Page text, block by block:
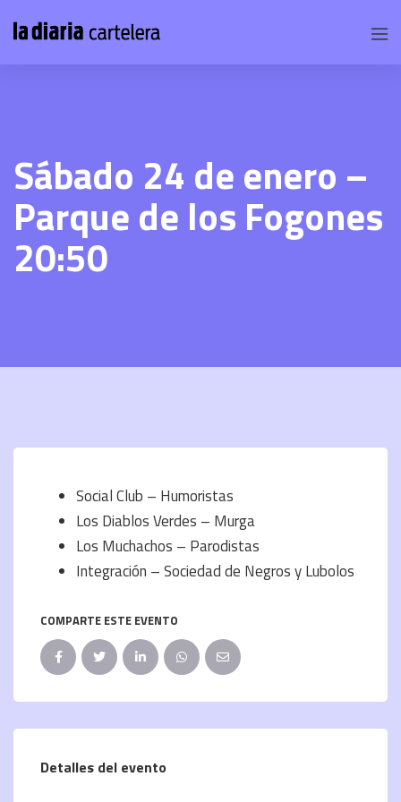
Sábado 24 de enero –
Parque de los Fogones
20:50
Social Club – Humoristas
Los Diablos Verdes – Murga
Los Muchachos – Parodistas
Integración – Sociedad de Negros y Lubolos
COMPARTE ESTE EVENTO
Detalles del evento